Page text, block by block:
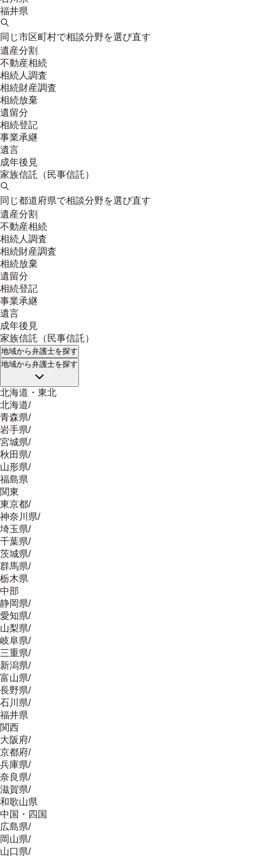
福井県
同じ市区町村で相談分野を選び直す
遺産分割
不動産相続
相続人調査
相続財産調査
相続放棄
遺留分
相続登記
事業承継
遺言
成年後見
家族信託（民事信託）
同じ都道府県で相談分野を選び直す
遺産分割
不動産相続
相続人調査
相続財産調査
相続放棄
遺留分
相続登記
事業承継
遺言
成年後見
家族信託（民事信託）
地域から弁護士を探す
地域から弁護士を探す
北海道・東北
北海道/
青森県/
岩手県/
宮城県/
秋田県/
山形県/
福島県
関東
東京都/
神奈川県/
埼玉県/
千葉県/
茨城県/
群馬県/
栃木県
中部
静岡県/
愛知県/
山梨県/
岐阜県/
三重県/
新潟県/
富山県/
長野県/
石川県/
福井県
関西
大阪府/
京都府/
兵庫県/
奈良県/
滋賀県/
和歌山県
中国・四国
広島県/
岡山県/
山口県/